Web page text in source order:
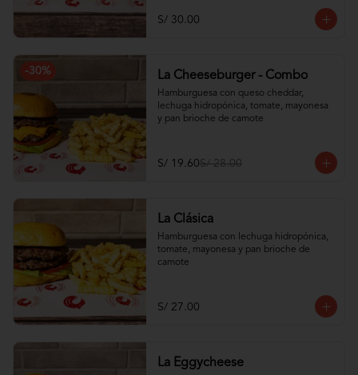
S/ 30.00
-30% La Cheeseburger - Combo
Hamburguesa con queso cheddar,
lechuga hidropónica, tomate, mayonesa
y pan brioche de camote
S/ 19.60S/ 28.00
La Clásica
Hamburguesa con lechuga hidropónica,
tomate, mayonesa y pan brioche de
camote
S/ 27.00
La Eggycheese